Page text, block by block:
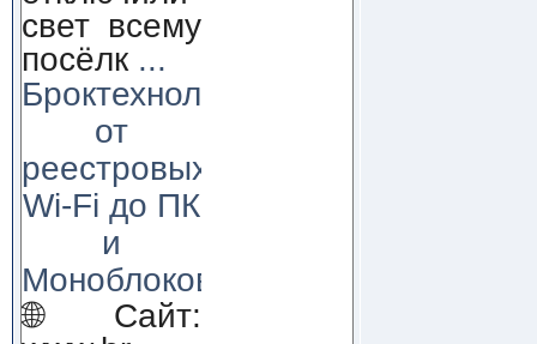
свет всему
посёлк ...
Броктехнолоджи:
от
реестровых
Wi-Fi до ПК
и
Моноблоков!
🌐 Сайт: